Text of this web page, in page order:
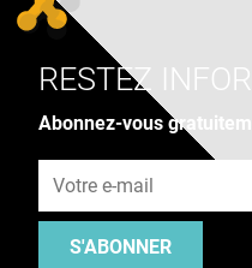
RESTEZ
Abonnez-vous
S'ABONNER